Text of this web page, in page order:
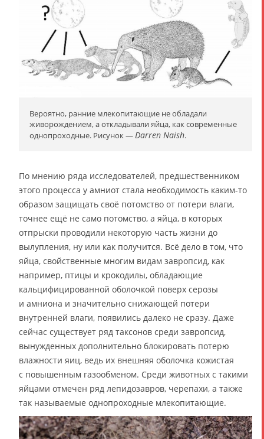
Вероятно, ранние млекопитающие не обладали
живорождением, а откладывали яйца, как современные
однопроходные. Рисунок ―Darren Naish.
По мнению ряда исследователей, предшественником
этого процесса у амниот стала необходимость каким-то
образом защищать своё потомство от потери влаги,
точнее ещё не само потомство, а яйца, в которых
отпрыски проводили некоторую часть жизни до
вылупления, ну или как получится. Всё дело в том, что
яйца, свойственные многим видам завропсид, как
например, птицы и крокодилы, обладающие
кальцифицированной оболочкой поверх серозы
и амниона и значительно снижающей потери
внутренней влаги, появились далеко не сразу. Даже
сейчас существует ряд таксонов среди завропсид,
вынужденных дополнительно блокировать потерю
влажности яиц, ведь их внешняя оболочка кожистая
с повышенным газообменом. Среди животных с такими
яйцами отмечен ряд лепидозавров, черепахи, а также
так называемые однопроходные млекопитающие.